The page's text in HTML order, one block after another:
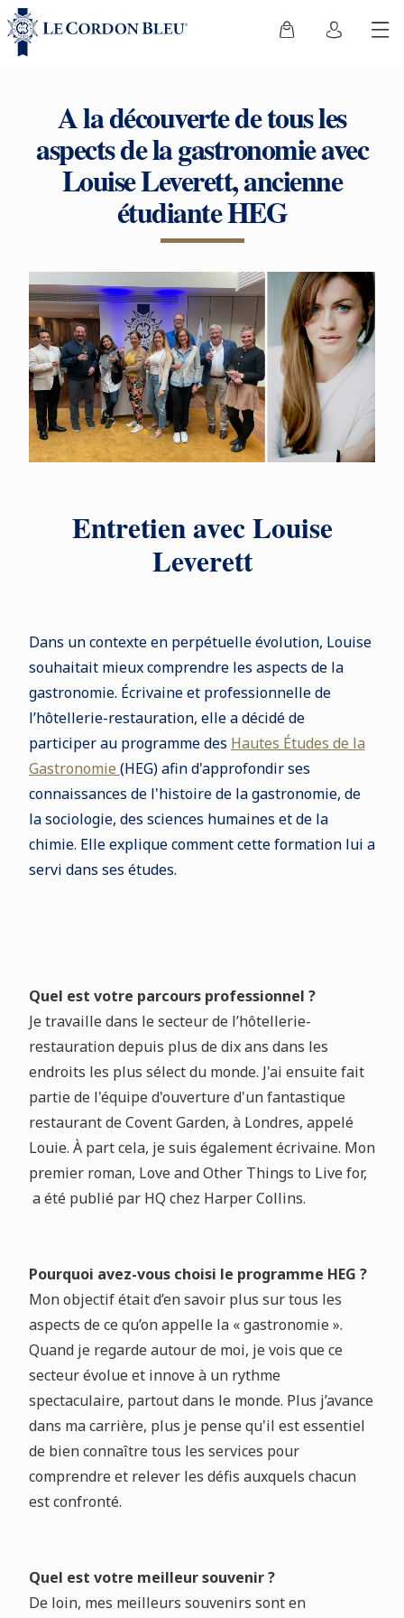
A la découverte de tous les
aspects de la gastronomie avec
Louise Leverett, ancienne
étudiante HEG
Entretien avec Louise
Leverett
Dans un contexte en perpétuelle évolution, Louise
souhaitait mieux comprendre les aspects de la
gastronomie. Écrivaine et professionnelle de
l’hôtellerie-restauration, elle a décidé de
participer au programme des Hautes Études de la
Gastronomie (HEG) afin d'approfondir ses
connaissances de l'histoire de la gastronomie, de
la sociologie, des sciences humaines et de la
chimie. Elle explique comment cette formation lui a
servi dans ses études.
Quel est votre parcours professionnel ?
Je travaille dans le secteur de l’hôtellerie-
restauration depuis plus de dix ans dans les
endroits les plus sélect du monde. J'ai ensuite fait
partie de l'équipe d'ouverture d'un fantastique
restaurant de Covent Garden, à Londres, appelé
Louie. À part cela, je suis également écrivaine. Mon
premier roman, Love and Other Things to Live for,
a été publié par HQ chez Harper Collins.
Pourquoi avez-vous choisi le programme HEG ?
Mon objectif était d’en savoir plus sur tous les
aspects de ce qu’on appelle la « gastronomie ».
Quand je regarde autour de moi, je vois que ce
secteur évolue et innove à un rythme
spectaculaire, partout dans le monde. Plus j’avance
dans ma carrière, plus je pense qu'il est essentiel
de bien connaître tous les services pour
comprendre et relever les défis auxquels chacun
est confronté.
Quel est votre meilleur souvenir ?
De loin, mes meilleurs souvenirs sont en